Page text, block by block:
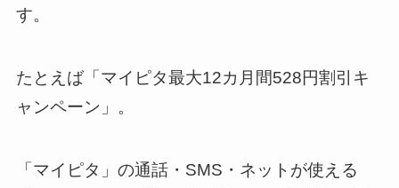
す。
たとえば「マイピタ最大12カ月間528円割引キ
ャンペーン」。
「マイピタ」の通話・SMS・ネットが使える